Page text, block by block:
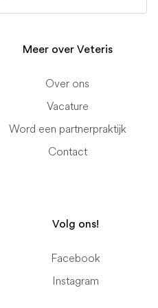
Meer over Veteris
Over ons
Vacature
Word een partnerpraktijk
Contact
Volg ons!
Facebook
Instagram